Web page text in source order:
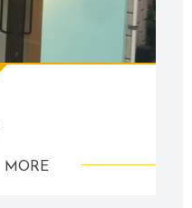
MORE